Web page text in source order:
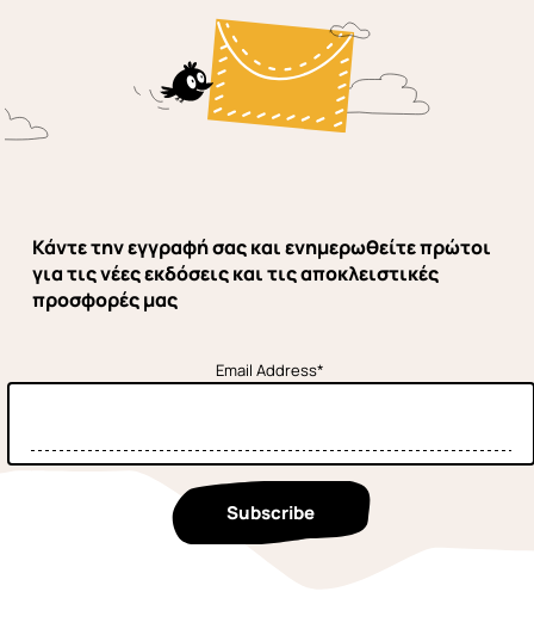
Κάντε την εγγραφή σας και ενημερωθείτε πρώτοι
για τις νέες εκδόσεις και τις αποκλειστικές
προσφορές μας
Email Address*